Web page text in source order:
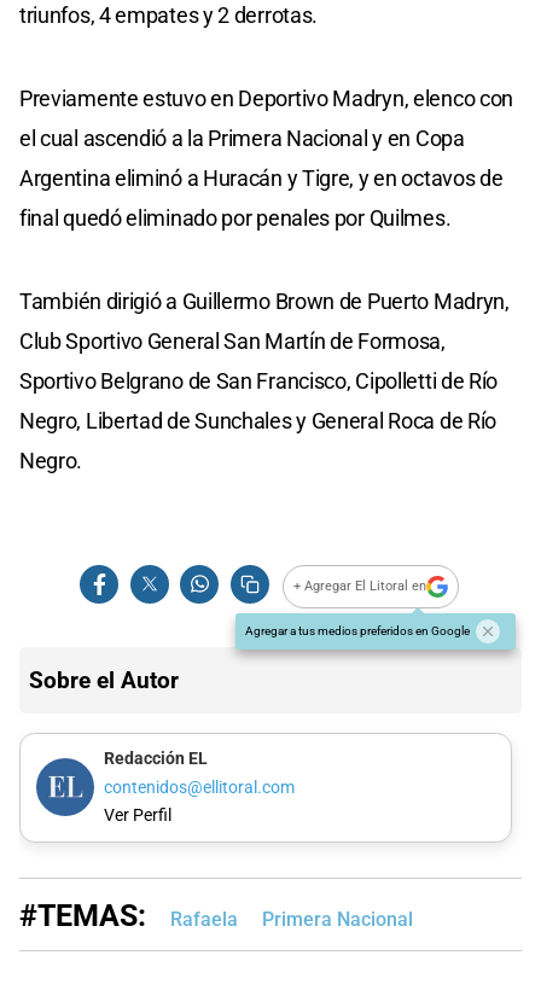
triunfos, 4 empates y 2 derrotas.
Previamente estuvo en Deportivo Madryn, elenco con
el cual ascendió a la Primera Nacional y en Copa
Argentina eliminó a Huracán y Tigre, y en octavos de
final quedó eliminado por penales por Quilmes.
También dirigió a Guillermo Brown de Puerto Madryn,
Club Sportivo General San Martín de Formosa,
Sportivo Belgrano de San Francisco, Cipolletti de Río
Negro, Libertad de Sunchales y General Roca de Río
Negro.
+ Agregar El Litoral en
Agregar a tus medios preferidos en Google
Sobre el Autor
Redacción EL
contenidos@ellitoral.com
Ver Perfil
#TEMAS: Rafaela Primera Nacional